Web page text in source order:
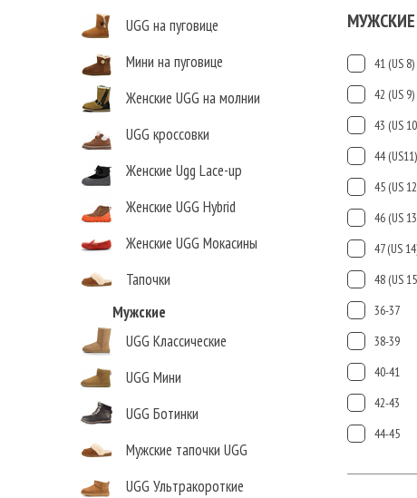
UGG на пуговице
Мини на пуговице
Женские UGG на молнии
UGG кроссовки
Женские Ugg Lace-up
Женские UGG Hybrid
Женские UGG Мокасины
Тапочки
Мужские
UGG Классические
UGG Мини
UGG Ботинки
Мужские тапочки UGG
UGG Ультракороткие
41 (US 8)
42 (US 9)
43 (US
44 (US11)
45 (US
46 (US
47 (US
48 (US
36-37
38-39
40-41
42-43
44-45